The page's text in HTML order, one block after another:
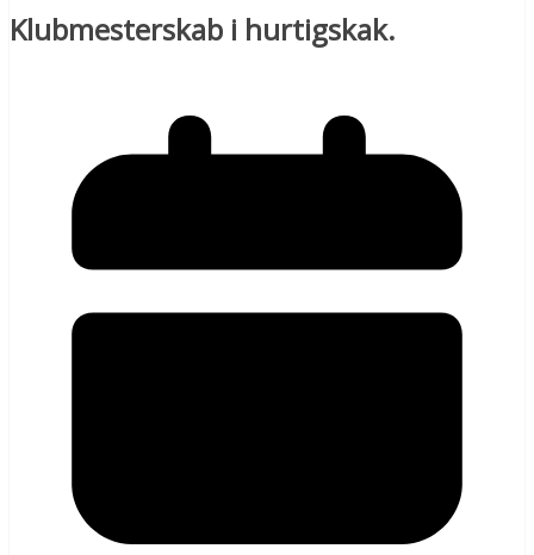
Klubmesterskab i hurtigskak.